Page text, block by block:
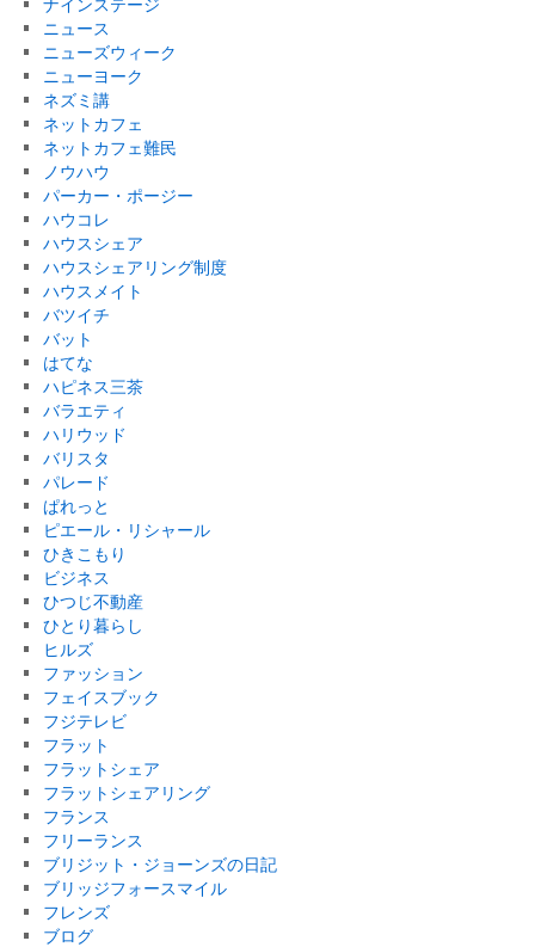
ニュース
ニューズウィーク
ニューヨーク
ネズミ講
ネットカフェ
ネットカフェ難民
ノウハウ
パーカー・ポージー
ハウコレ
ハウスシェア
ハウスシェアリング制度
ハウスメイト
バツイチ
バット
はてな
ハピネス三茶
バラエティ
ハリウッド
バリスタ
パレード
ぱれっと
ピエール・リシャール
ひきこもり
ビジネス
ひつじ不動産
ひとり暮らし
ヒルズ
ファッション
フェイスブック
フジテレビ
フラット
フラットシェア
フラットシェアリング
フランス
フリーランス
ブリジット・ジョーンズの日記
ブリッジフォースマイル
フレンズ
ブログ